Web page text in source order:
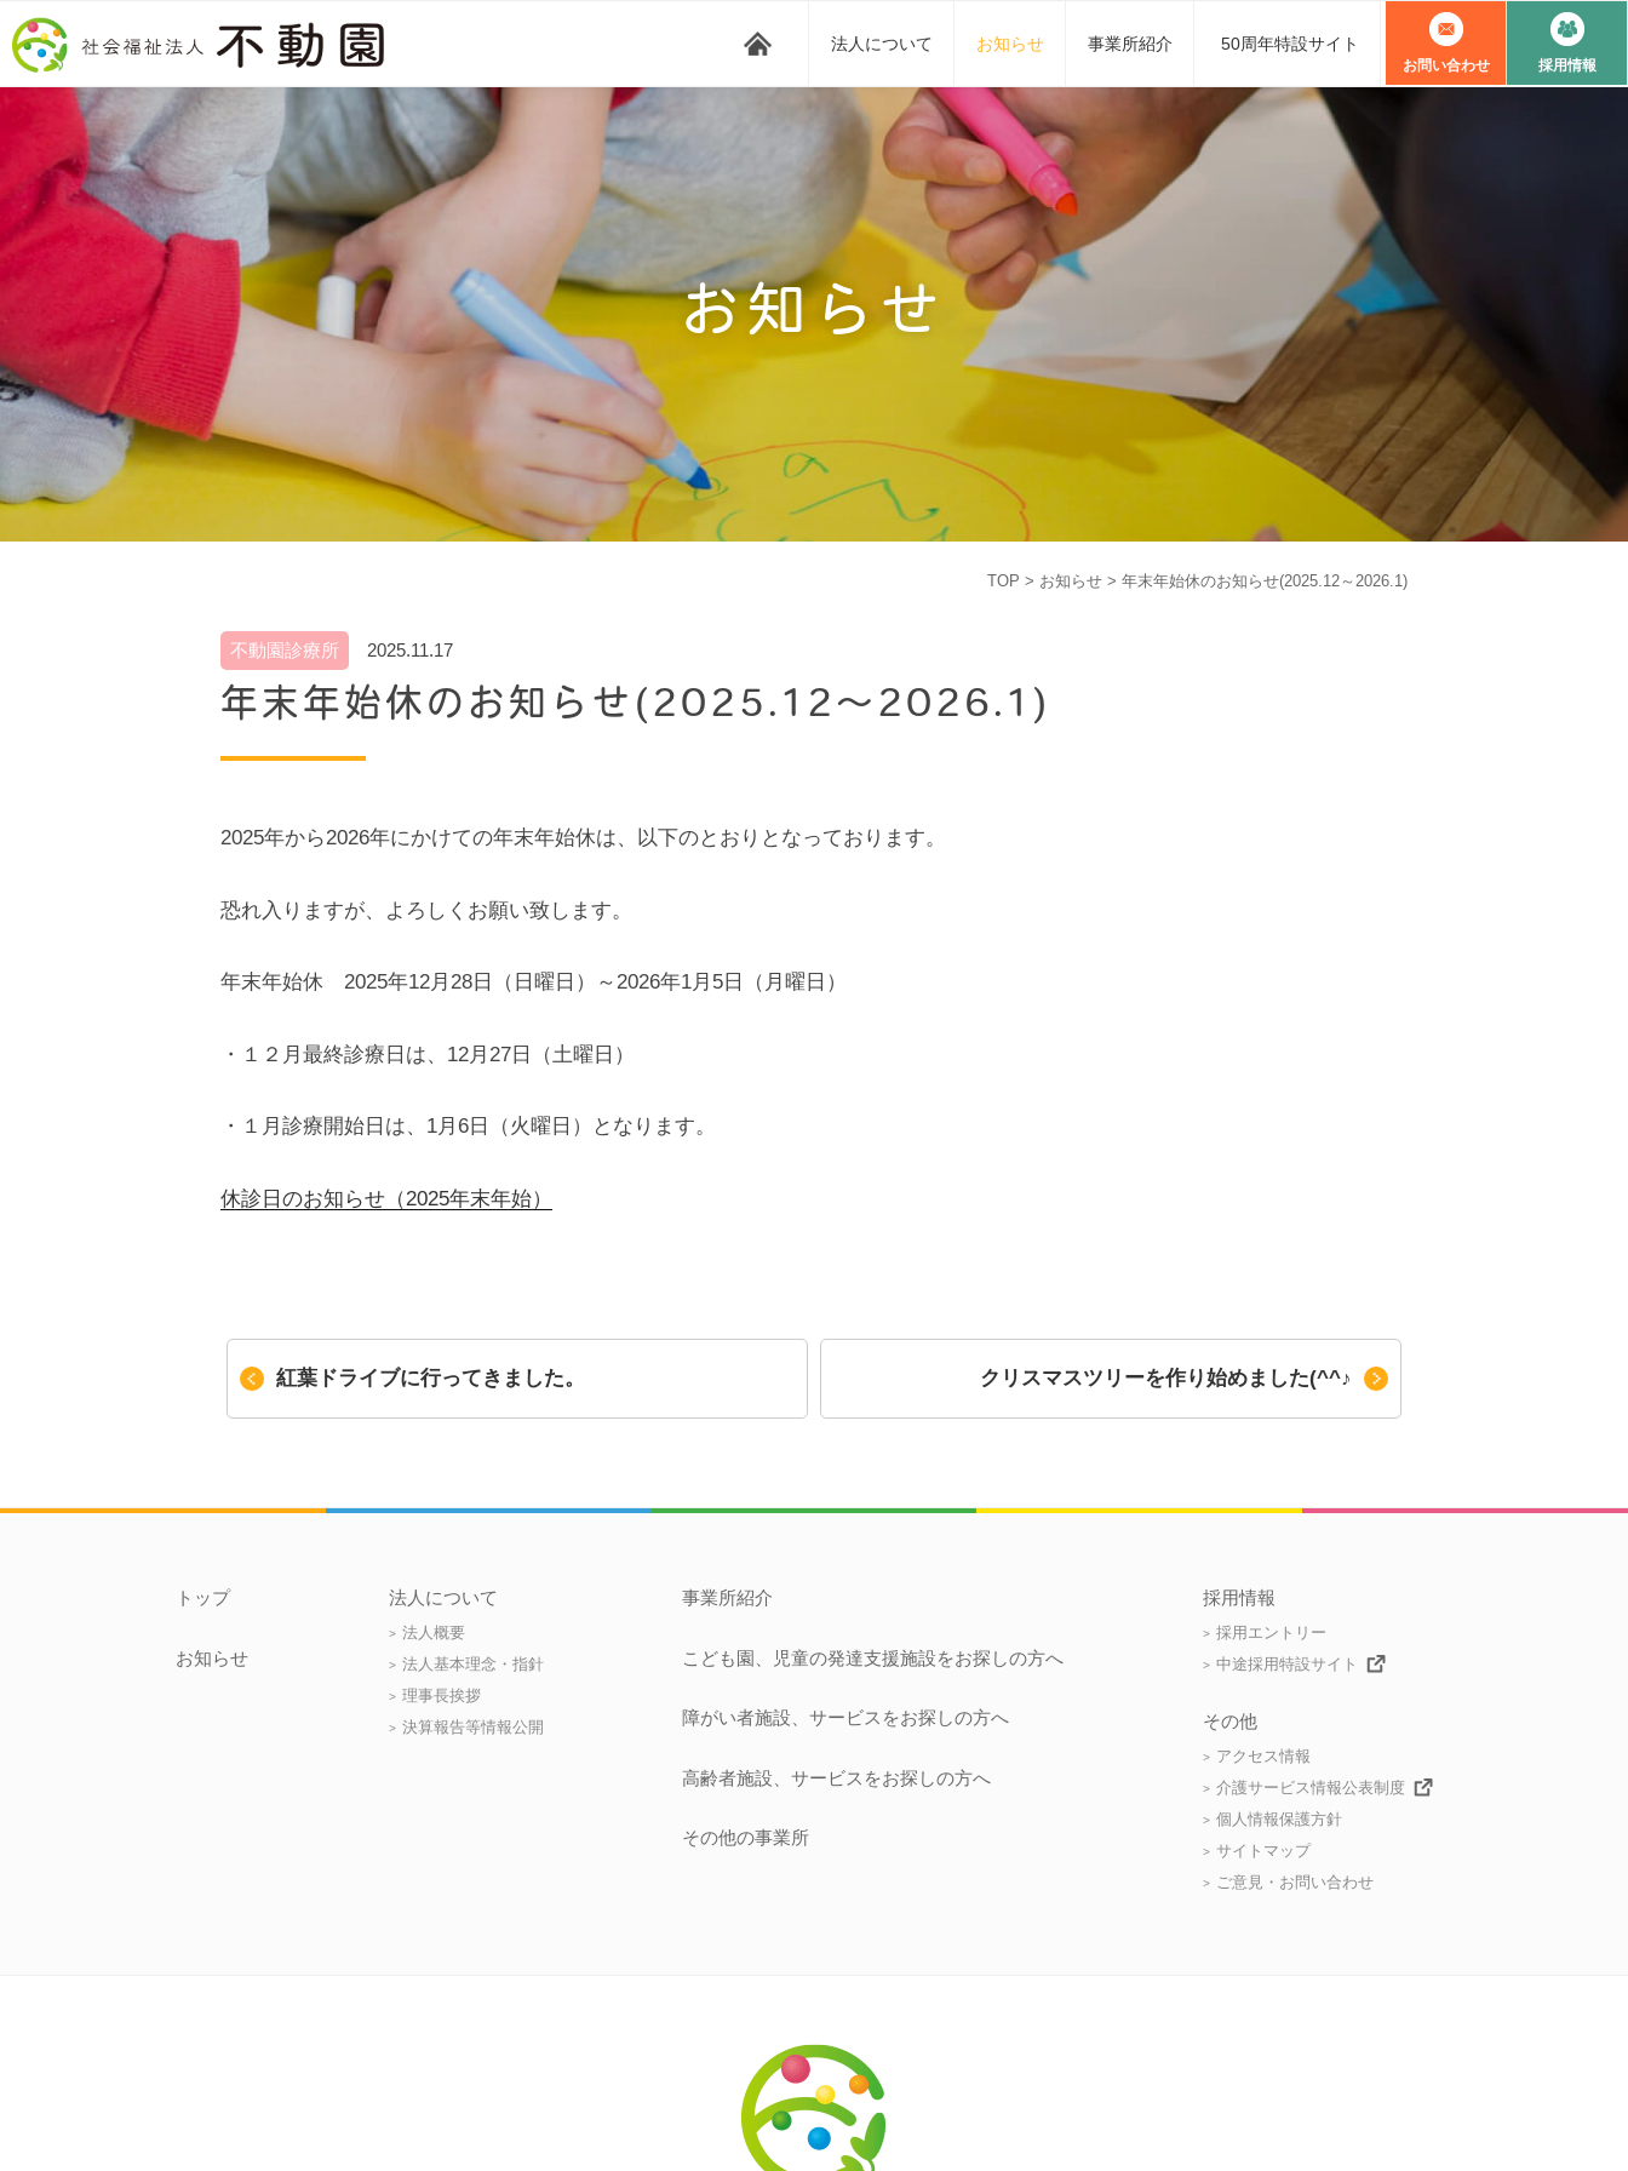
コンテンツへスキップ
お知らせ
法人について お知らせ 事業所紹介 50周年特設サイト
お問い合わせ 採用情報
TOP > お知らせ > 年末年始休のお知らせ(2025.12～2026.1)
不動園診療所 2025.11.17
年末年始休のお知らせ(2025.12～2026.1)
2025年から2026年にかけての年末年始休は、以下のとおりとなっております。
恐れ入りますが、よろしくお願い致します。
年末年始休 2025年12月28日（日曜日）～2026年1月5日（月曜日）
・１２月最終診療日は、12月27日（土曜日）
・１月診療開始日は、1月6日（火曜日）となります。
休診日のお知らせ（2025年末年始）
紅葉ドライブに行ってきました。 クリスマスツリーを作り始めました(^^♪
トップ
お知らせ
法人について
法人概要
法人基本理念・指針
理事長挨拶
決算報告等情報公開
事業所紹介
こども園、児童の発達支援施設をお探しの方へ
障がい者施設、サービス をお探しの方へ
高齢者施設、サービス をお探しの方へ
その他の事業所
採用情報
採用エントリー
中途採用特設サイト
その他
アクセス情報
介護サービス情報公表制度
個人情報保護方針
サイトマップ
ご意見・お問い合わせ